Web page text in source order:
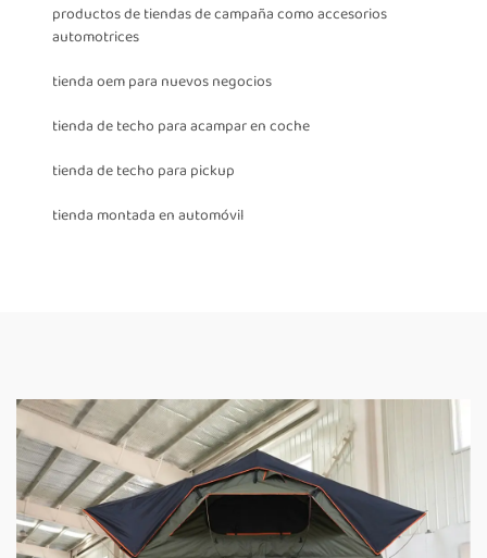
productos de tiendas de campaña como accesorios
automotrices
tienda oem para nuevos negocios
tienda de techo para acampar en coche
tienda de techo para pickup
tienda montada en automóvil